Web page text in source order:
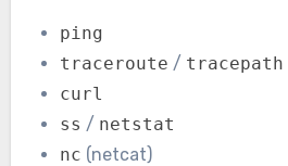
ping
traceroute / tracepath
curl
ss / netstat
nc (netcat)